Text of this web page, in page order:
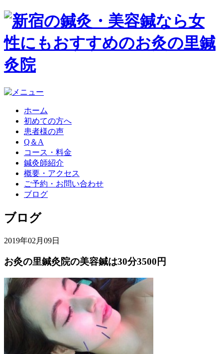
ホーム
初めての方へ
患者様の声
Q＆A
コース・料金
鍼灸師紹介
概要・アクセス
ご予約・お問い合わせ
ブログ
ブログ
2019年02月09日
お灸の里鍼灸院の美容鍼は30分3500円